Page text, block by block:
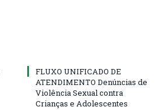
FLUXO UNIFICADO DE
ATENDIMENTO Denúncias de
Violência Sexual contra
Crianças e Adolescentes